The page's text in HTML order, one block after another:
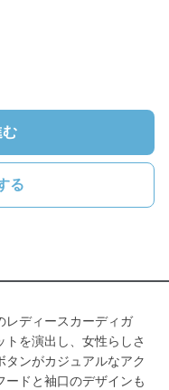
む
る
レディースカーディガ
を演出し、女性らしさ
タンがカジュアルなアク
ードと袖口のデザインも